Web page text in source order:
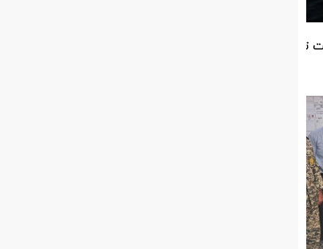
توسط بزرگ ترین مدعی دروغین حقوق بشر